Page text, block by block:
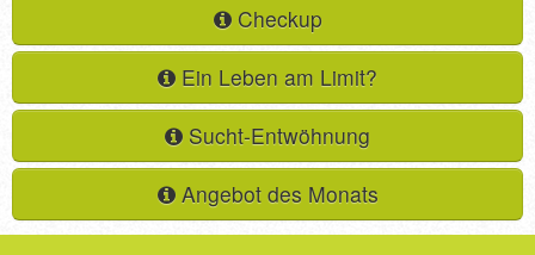
Checkup
Ein Leben am Limit?
Sucht-Entwöhnung
Angebot des Monats